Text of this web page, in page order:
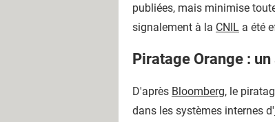
publiées, mais minimise
signalement à la CNIL a été
Piratage Orange :
D'après Bloomberg, le
dans les systèmes internes d'